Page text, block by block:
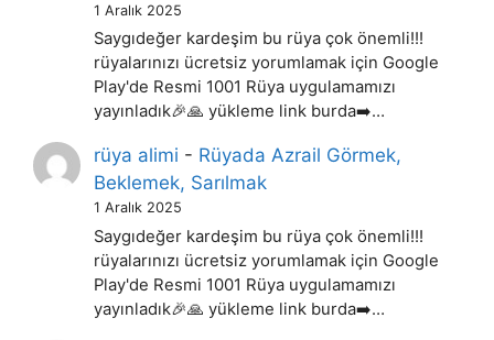
1 Aralık 2025
Saygıdeğer kardeşim bu rüya çok önemli!!!
rüyalarınızı ücretsiz yorumlamak için Google
Play'de Resmi 1001 Rüya uygulamamızı
yayınladık🎉🙏 yükleme link burda➡️…
rüya alimi - Rüyada Azrail Görmek,
Beklemek, Sarılmak
1 Aralık 2025
Saygıdeğer kardeşim bu rüya çok önemli!!!
rüyalarınızı ücretsiz yorumlamak için Google
Play'de Resmi 1001 Rüya uygulamamızı
yayınladık🎉🙏 yükleme link burda➡️…